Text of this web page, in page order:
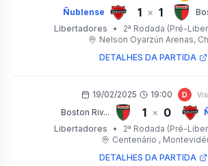
Ñublense 1 × 1
Libertadores
• 2ª Rodada (Pré-
Nelson Oyarzún Arenas,
DETALHES DA PARTIDA
19/02/2025 19:00 D
Boston Riv... 1 × 0
Libertadores
• 2ª Rodada (Pré-
Centenário ,
DETALHES DA PARTIDA